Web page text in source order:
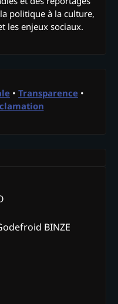
politique à la culture,
les enjeux sociaux.
• Transparence •
BINZE